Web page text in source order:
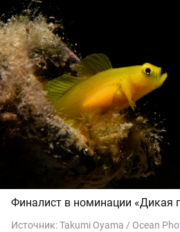
Финалист в номинации «Дикая
Источник:Takumi Oyama / Ocean